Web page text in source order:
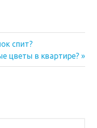
спит?
цветы в квартире?